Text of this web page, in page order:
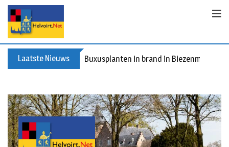
Laatste Nieuws Buxusplanten in brand in Biezenmortel,